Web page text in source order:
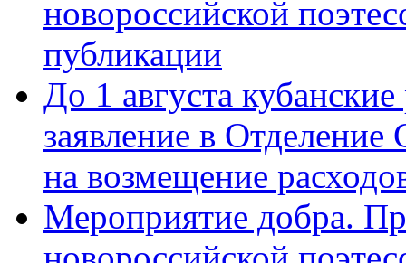
новороссийской
публикации
До 1 августа
заявление в
на возмещение
Мероприятие добра.